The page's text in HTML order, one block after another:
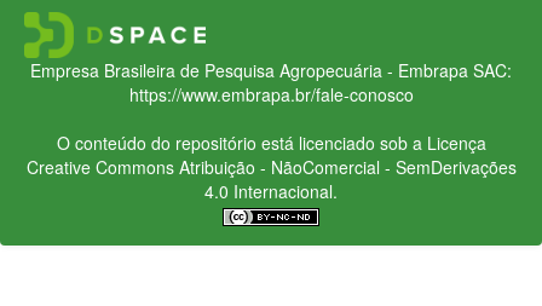
Empresa Brasileira de Pesquisa Agropecuária - Embrapa SAC:
https://www.embrapa.br/fale-conosco
O conteúdo do repositório está licenciado sob a Licença
Creative CommonsAtribuição - NãoComercial - SemDerivações
4.0 Internacional.